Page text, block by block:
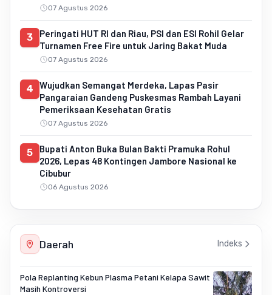
07 Agustus 2026
3
Peringati HUT RI dan Riau, PSI dan ESI Rohil Gelar
Turnamen Free Fire untuk Jaring Bakat Muda
07 Agustus 2026
4
Wujudkan Semangat Merdeka, Lapas Pasir
Pangaraian Gandeng Puskesmas Rambah Layani
Pemeriksaan Kesehatan Gratis
07 Agustus 2026
5
Bupati Anton Buka Bulan Bakti Pramuka Rohul
2026, Lepas 48 Kontingen Jambore Nasional ke
Cibubur
06 Agustus 2026
Daerah Indeks
Pola Replanting Kebun Plasma Petani Kelapa Sawit
Masih Kontroversi